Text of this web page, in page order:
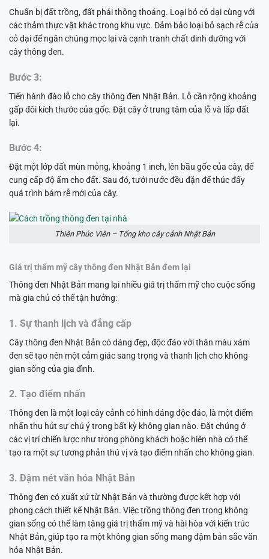
Chuẩn bị đất trồng, đất phải thông thoáng. Loại bỏ cỏ dại cùng với
các thảm thực vật khác trong khu vực. Đảm bảo loại bỏ sạch rễ của
cỏ dại để ngăn chúng mọc lại và cạnh tranh chất dinh dưỡng với
cây thông đen.
Bước 3:
Tiến hành đào lỗ cho cây thông đen Nhật Bản. Lỗ cần rộng khoảng
gấp đôi kích thước của gốc. Đặt cây ở trung tâm của lỗ và lấp đất
lại.
Bước 4:
Đặt một lớp đất mùn mỏng, khoảng 1 inch, lên bầu gốc của cây, để
cung cấp độ ẩm cho đất. Sau đó, tưới nước đều đặn để thúc đẩy
quá trình bám rễ mới của cây.
Thiên Phúc Viên – Tổng kho cây cảnh Nhật Bản
Giá trị thẩm mỹ cây thông đen Nhật Bản đem lại
Thông đen Nhật Bản mang lại nhiều giá trị thẩm mỹ cho cuộc sống
mà gia chủ có thể tận hưởng:
1. Sự thanh lịch và đẳng cấp
Cây thông đen Nhật Bản có dáng đẹp, độc đáo với thân màu xám
đen sẽ tạo nên một cảm giác sang trọng và thanh lịch cho không
gian sống của gia đình.
2. Tạo điểm nhấn
Thông đen là một loại cây cảnh có hình dáng độc đáo, là một điểm
nhấn thu hút sự chú ý trong bất kỳ không gian nào. Đặt chúng ở
các vị trí chiến lược như trong phòng khách hoặc hiên nhà có thể
tạo ra một sự tương phản thú vị và tạo điểm nhấn cho không gian.
3. Đậm nét văn hóa Nhật Bản
Thông đen có xuất xứ từ Nhật Bản và thường được kết hợp với
phong cách thiết kế Nhật Bản. Việc trồng thông đen trong không
gian sống có thể làm tăng giá trị thẩm mỹ và hài hòa với kiến trúc
Nhật Bản, giúp tạo ra một không gian sống mang đậm bản sắc văn
hóa Nhật Bản.